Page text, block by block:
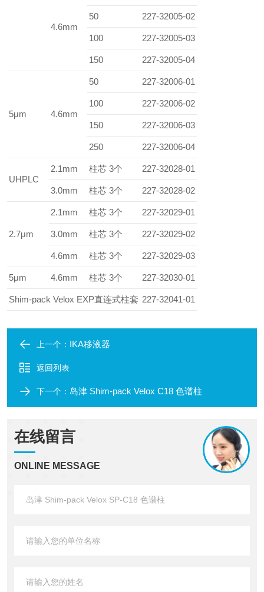
4.6mm
50 227-32005-02
100 227-32005-03
150 227-32005-04
5μm 4.6mm
50 227-32006-01
100 227-32006-02
150 227-32006-03
250 227-32006-04
UHPLC
2.1mm 柱芯 3个 227-32028-01
3.0mm 柱芯 3个 227-32028-02
2.7μm
2.1mm 柱芯 3个 227-32029-01
3.0mm 柱芯 3个 227-32029-02
4.6mm 柱芯 3个 227-32029-03
5μm 4.6mm 柱芯 3个 227-32030-01
Shim-pack Velox EXP直连式柱套 227-32041-01
上一个： IKA移液器
返回列表
下一个： 岛津 Shim-pack Velox C18 色谱柱
在线留言
ONLINE MESSAGE